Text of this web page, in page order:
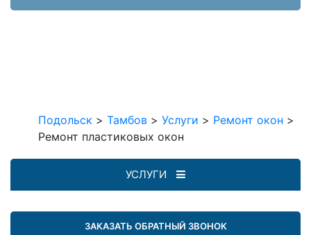
Подольск > Тамбов > Услуги > Ремонт окон >
Ремонт пластиковых окон
УСЛУГИ
ЗАКАЗАТЬ ОБРАТНЫЙ ЗВОНОК